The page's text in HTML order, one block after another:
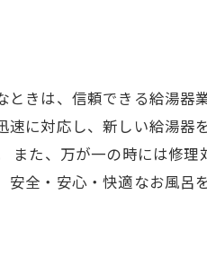
きは、信頼できる給湯器
に対応し、新しい給湯器
た、万が一の時には修
全・安心・快適なお風呂